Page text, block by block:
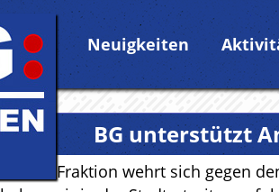
Neuigkeiten
BG unterstützt
Die BG Fraktion wehrt sich gegen